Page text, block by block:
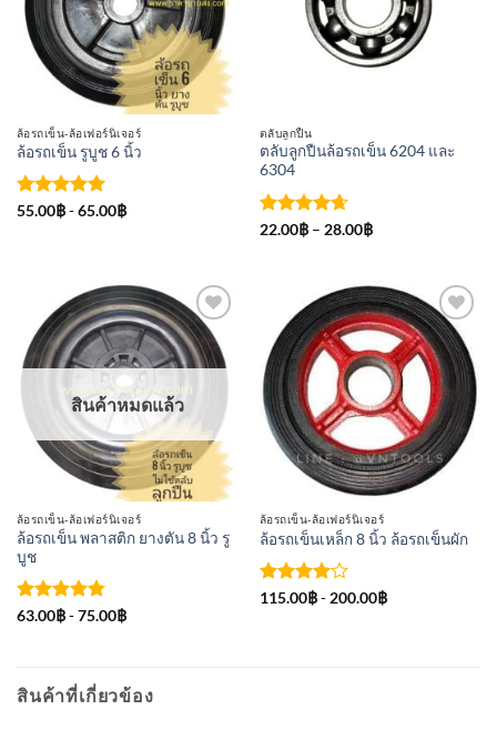
ที่
ติดตาม
ล้อรถเข็น-ล้อเฟอร์นิเจอร์
ล้อรถเข็น รูบูช 6 นิ้ว
ให้คะแนน
55.00฿-65.00฿
ที่
ติดตาม
ตลับลูกปืน
ตลับลูกปืนล้อรถเข็น 6204 และ
6304
ให้คะแนน
22.00฿ – 28.00฿Price
28.00฿
เพิ่มเข้า
ใน
ที่
ติดตาม
สินค้าหมดแล้ว
ล้อรถเข็น-ล้อเฟอร์นิเจอร์
ล้อรถเข็น พลาสติก ยางตัน 8 นิ้ว รู
บูช
ให้คะแนน
63.00฿-75.00฿
เพิ่มเข้า
ใน
รายการ
ที่
ติดตาม
ล้อรถเข็น-ล้อเฟอร์นิเจอร์
ล้อรถเข็นเหล็ก 8 นิ้ว ล้อรถเข็นผัก
ให้
115.00฿- 200.00฿
สินค้าที่เกี่ยวข้อง